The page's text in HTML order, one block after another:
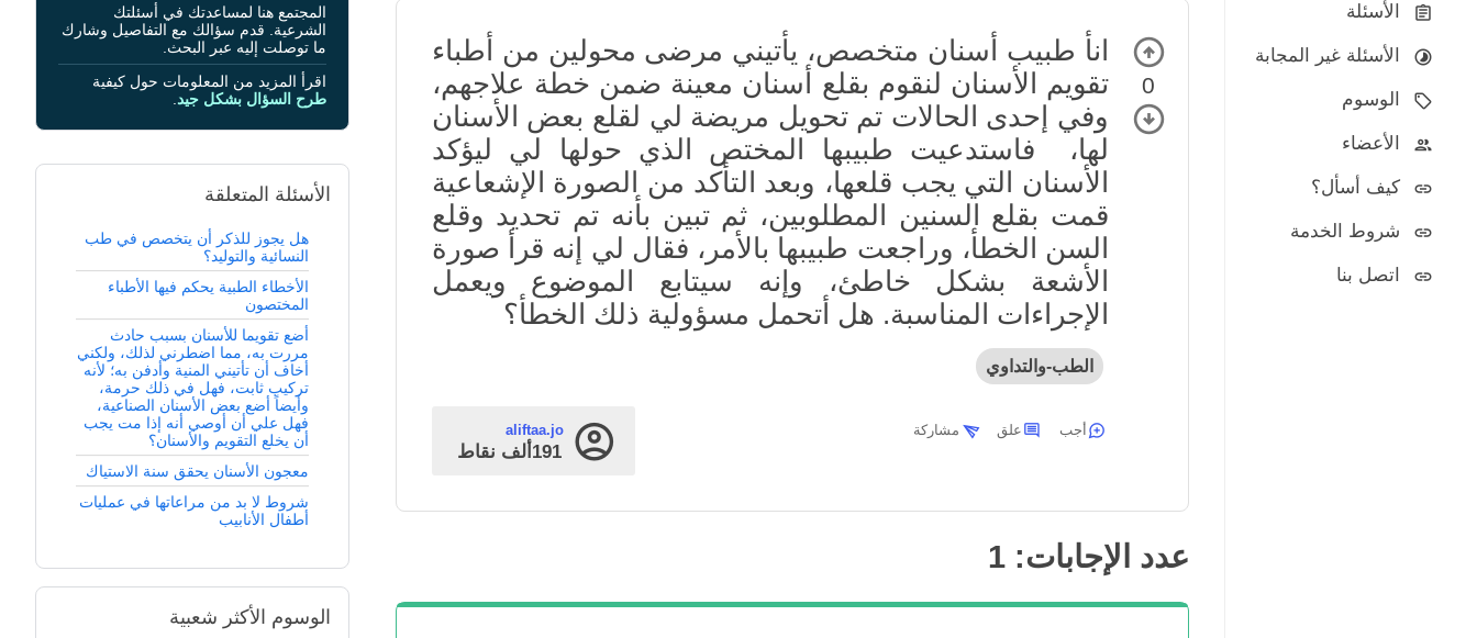
الأسئلة
الأسئلة غير المجابة
الوسوم
الأعضاء
كيف أسأل؟
شروط الخدمة
اتصل بنا
0
انأ طبيب أسنان متخصص، يأتيني مرضى محولين من أطباء
تقويم الأسنان لنقوم بقلع أسنان معينة ضمن خطة علاجهم،
وفي إحدى الحالات تم تحويل مريضة لي لقلع بعض الأسنان
لها، فاستدعيت طبيبها المختص الذي حولها لي ليؤكد
الأسنان التي يجب قلعها، وبعد التأكد من الصورة الإشعاعية
قمت بقلع السنين المطلوبين، ثم تبين بأنه تم تحديد وقلع
السن الخطأ، وراجعت طبيبها بالأمر، فقال لي إنه قرأ صورة
الأشعة بشكل خاطئ، وإنه سيتابع الموضوع ويعمل
الإجراءات المناسبة. هل أتحمل مسؤولية ذلك الخطأ؟
الطب-والتداوي
aliftaa.jo
191ألف نقاط
أجب علق مشاركة
عدد الإجابات: 1
المجتمع هنا لمساعدتك في أسئلتك
الشرعية. قدم سؤالك مع التفاصيل وشارك
ما توصلت إليه عبر البحث.
اقرأ المزيد من المعلومات حول كيفية
طرح السؤال بشكل جيد
الأسئلة المتعلقة
هل يجوز للذكر أن يتخصص في طب
النسائية والتوليد؟
الأخطاء الطبية يحكم فيها الأطباء
المختصون
أضع تقويما للأسنان بسبب حادث
مررت به، مما اضطرني لذلك، ولكني
أخاف أن تأتيني المنية وأدفن به؛ لأنه
تركيب ثابت، فهل في ذلك حرمة،
وأيضاً أضع بعض الأسنان الصناعية،
فهل علي أن أوصي أنه إذا مت يجب
أن يخلع التقويم والأسنان؟
معجون الأسنان يحقق سنة الاستياك
شروط لا بد من مراعاتها في عمليات
أطفال الأنابيب
الوسوم الأكثر شعبية